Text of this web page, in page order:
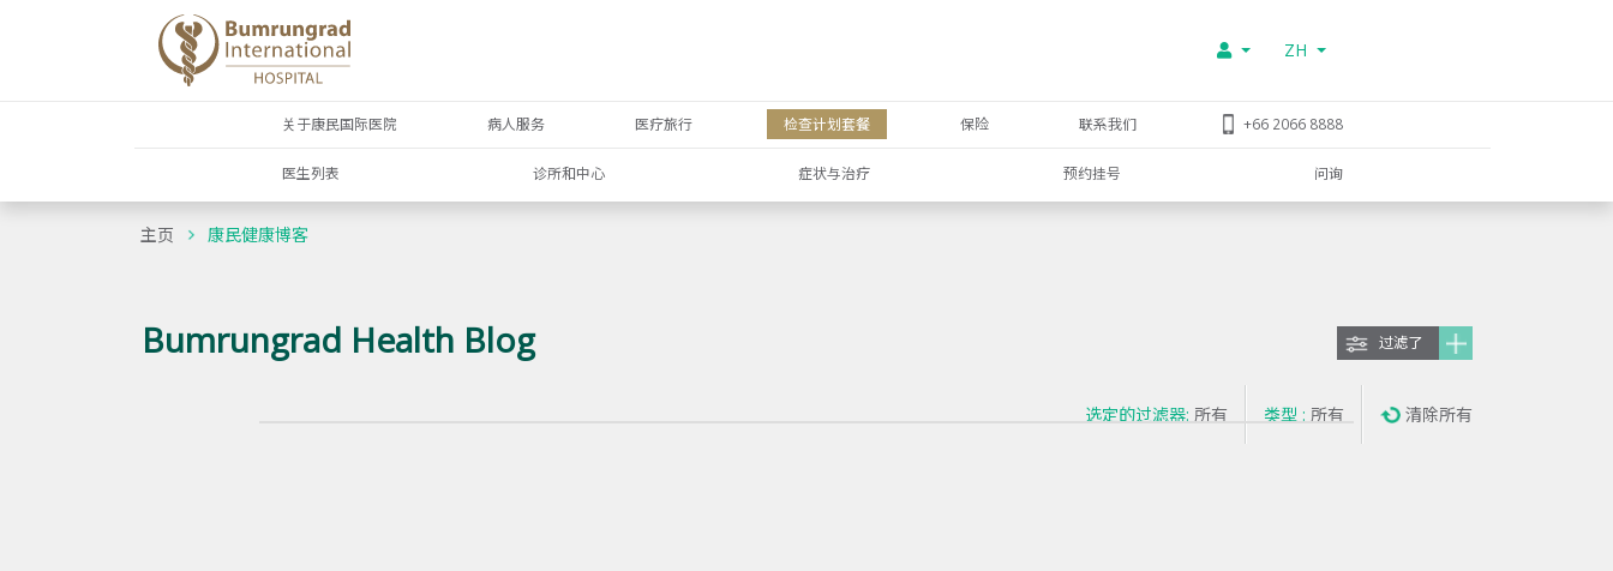
ZH
关于康民国际医院 病人服务 医疗旅行 检查计划套餐 保险 联系我们 +66 2066 8888
医生列表 诊所和中心 症状与治疗 预约挂号 问询
主页 康民健康博客
Bumrungrad Health Blog 过滤了
选定的过滤器: 所有 类型 : 所有 清除所有